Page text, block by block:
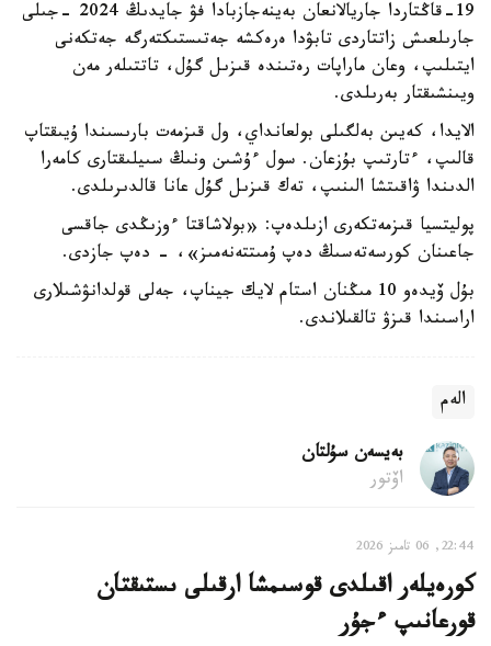
19-قاڭتاردا جاريالانعان بەينەجازبادا فۋ جايدىڭ 2024 -جىلى
جارىلعىش زاتتاردى تابۋدا ەرەكشە جەتىستىكتەرگە جەتكەنى
ايتىلىپ، وعان ماراپات رەتىندە قىزىل گۇل، تاتتىلەر مەن
ويىنشىقتار بەرىلدى.
الايدا، كەيىن بەلگىلى بولعانداي، ول قىزمەت بارىسىندا ۇيىقتاپ
قالىپ، ءتارتىپ بۇزعان. سول ءۇشىن ونىڭ سىيلىقتارى كامەرا
الدىندا ۋاقىتشا الىنىپ، تەك قىزىل گۇل عانا قالدىرىلدى.
پوليتسيا قىزمەتكەرى ازىلدەپ: «بولاشاقتا ءوزىڭدى جاقسى
جاعىنان كورسەتەسىڭ دەپ ۇمىتتەنەمىز»، - دەپ جازدى.
بۇل ۆيدەو 10 مىڭنان استام لايك جيناپ، جەلى قولدانۋشىلارى
اراسىندا قىزۋ تالقىلاندى.
الەم
بەيسەن سۇلتان
اۆتور
22:44, 06 تامىز 2026
كورەيلەر اقىلدى قوسىمشا ارقىلى ىستىقتان
قورعانىپ ءجۇر